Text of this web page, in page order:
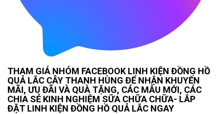
THAM GIÁ NHÓM FACEBOOK LINH KIỆN ĐỒNG HỒ
QUẢ LẮC CÂY THANH HÙNG ĐỂ NHẬN KHUYẾN
MÃI, ƯU ĐÃI VÀ QUÀ TẶNG, CÁC MẪU MỚI, CÁC
CHIA SẺ KINH NGHIỆM SỮA CHỮA CHỮA- LẮP
ĐẶT LINH KIỆN ĐỒNG HỒ QUẢ LẮC NGAY